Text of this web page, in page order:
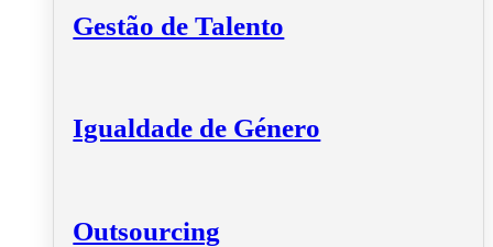
Gestão de Talento
Igualdade de Género
Outsourcing